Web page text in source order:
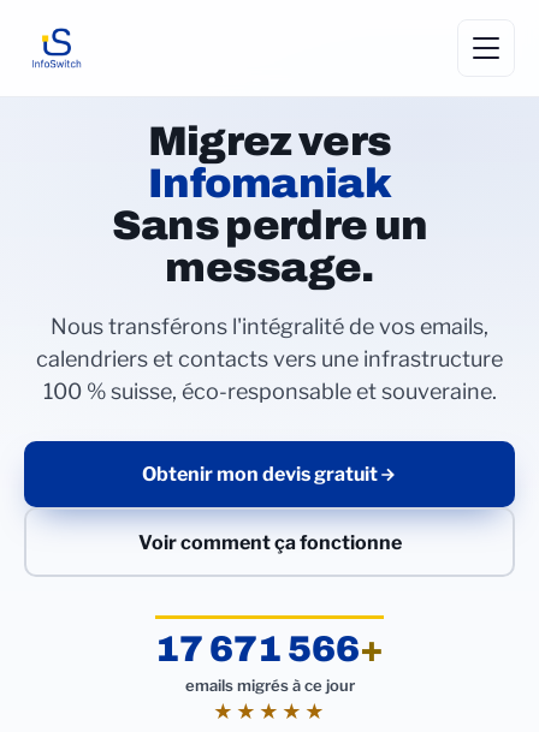
Migrez vers
Infomaniak
Sans perdre un
message.
Nous transférons l'intégralité de vos emails,
calendriers et contacts vers une infrastructure
100 % suisse, éco-responsable et souveraine.
Obtenir mon devis gratuit
Voir comment ça fonctionne
17 671 566+
emails migrés à ce jour
★★★★★